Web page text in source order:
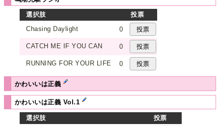
選択肢
投票
Chasing Daylight
0
CATCH ME IF YOU CAN 0
RUNNING FOR YOUR LIFE 0
かわいいは正義
かわいいは正義 Vol.1
選択肢
投票